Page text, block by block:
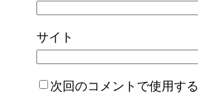
サイト
次回のコメントで使用す